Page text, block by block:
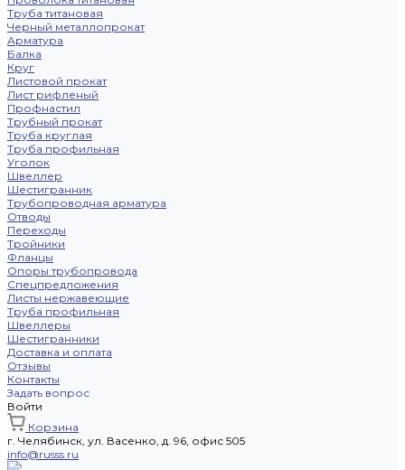
Труба титановая
Черный металлопрокат
Арматура
Балка
Круг
Листовой прокат
Лист рифленый
Профнастил
Трубный прокат
Труба круглая
Труба профильная
Уголок
Швеллер
Шестигранник
Трубопроводная арматура
Отводы
Переходы
Тройники
Фланцы
Опоры трубопровода
Спецпредложения
Листы нержавеющие
Труба профильная
Швеллеры
Шестигранники
Доставка и оплата
Отзывы
Контакты
Задать вопрос
Войти
Корзина
г. Челябинск, ул. Васенко, д. 96, офис 505
info@russs.ru